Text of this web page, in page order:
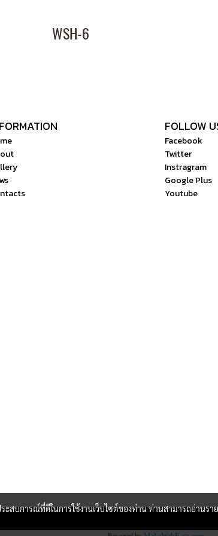
WSH-6
FOLLOW
Facebook
Twitter
Instragram
Google Plus
Youtube
สบการณ์ที่ดีในการใช้งานเว็บไซต์ของท่าน ท่านสามารถอ่านรา